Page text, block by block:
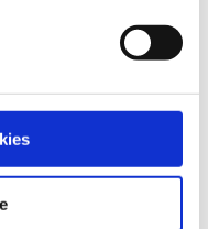
2021
at afhente vor kære på
gået bort.... det synes vi